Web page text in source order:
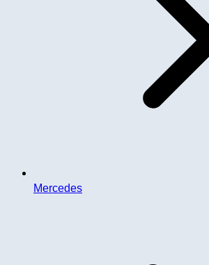
Mercedes